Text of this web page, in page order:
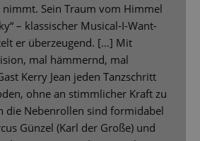
Sein Traum vom Himmel
– klassischer Musical-I-Want-
er überzeugend. […] Mit
mal hämmernd, mal
Kerry Jean jeden Tanzschritt
ohne an stimmlicher Kraft zu
die Nebenrollen sind formidabel
Günzel (Karl der Große) und